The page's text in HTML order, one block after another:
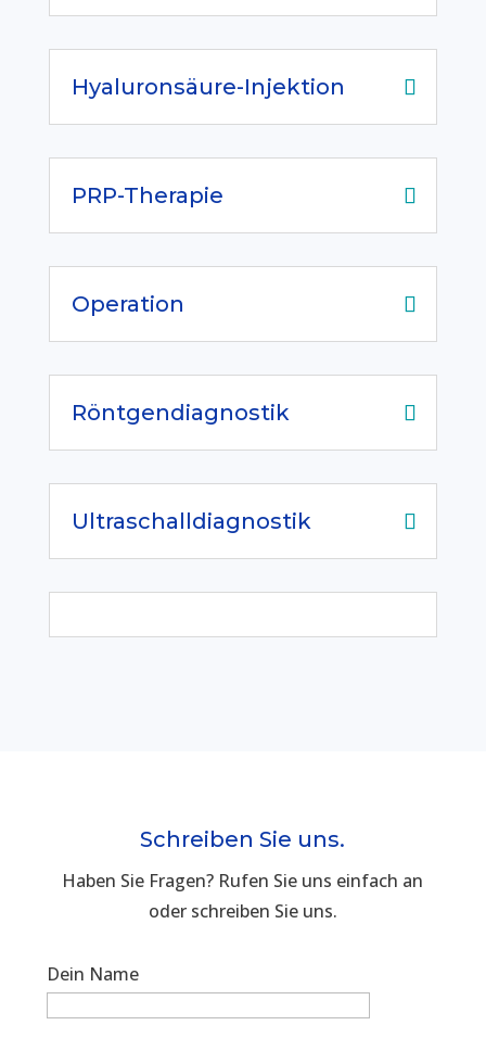
Hyaluronsäure-Injektion
PRP-Therapie
Operation
Röntgendiagnostik
Ultraschalldiagnostik
Schreiben Sie uns.
Haben Sie Fragen? Rufen Sie uns einfach an
oder schreiben Sie uns.
Dein Name